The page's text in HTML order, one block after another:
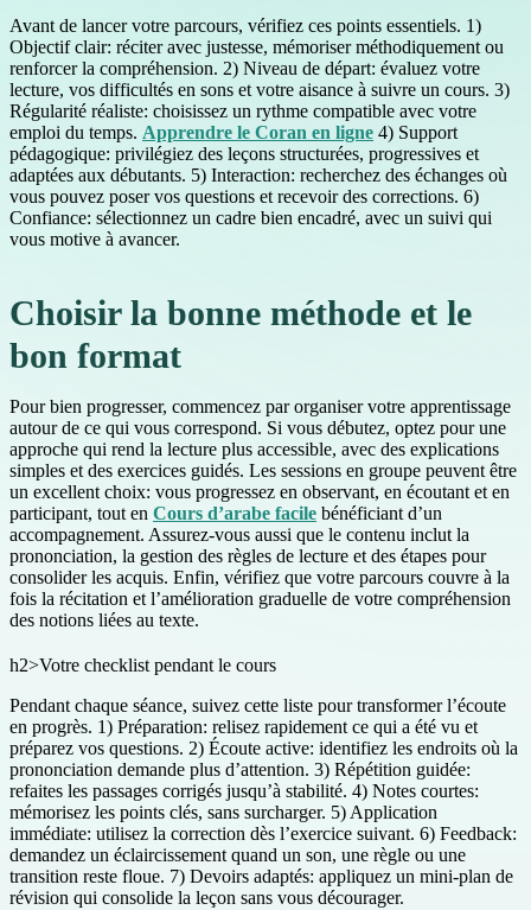
Avant de lancer votre parcours, vérifiez ces points essentiels. 1)
Objectif clair: réciter avec justesse, mémoriser méthodiquement ou
renforcer la compréhension. 2) Niveau de départ: évaluez votre
lecture, vos difficultés en sons et votre aisance à suivre un cours. 3)
Régularité réaliste: choisissez un rythme compatible avec votre
emploi du temps. Apprendre le Coran en ligne 4) Support
pédagogique: privilégiez des leçons structurées, progressives et
adaptées aux débutants. 5) Interaction: recherchez des échanges où
vous pouvez poser vos questions et recevoir des corrections. 6)
Confiance: sélectionnez un cadre bien encadré, avec un suivi qui
vous motive à avancer.
Choisir la bonne méthode et le
bon format
Pour bien progresser, commencez par organiser votre apprentissage
autour de ce qui vous correspond. Si vous débutez, optez pour une
approche qui rend la lecture plus accessible, avec des explications
simples et des exercices guidés. Les sessions en groupe peuvent être
un excellent choix: vous progressez en observant, en écoutant et en
participant, tout en Cours d’arabe facile bénéficiant d’un
accompagnement. Assurez-vous aussi que le contenu inclut la
prononciation, la gestion des règles de lecture et des étapes pour
consolider les acquis. Enfin, vérifiez que votre parcours couvre à la
fois la récitation et l’amélioration graduelle de votre compréhension
des notions liées au texte.
h2>Votre checklist pendant le cours
Pendant chaque séance, suivez cette liste pour transformer l’écoute
en progrès. 1) Préparation: relisez rapidement ce qui a été vu et
préparez vos questions. 2) Écoute active: identifiez les endroits où la
prononciation demande plus d’attention. 3) Répétition guidée:
refaites les passages corrigés jusqu’à stabilité. 4) Notes courtes:
mémorisez les points clés, sans surcharger. 5) Application
immédiate: utilisez la correction dès l’exercice suivant. 6) Feedback:
demandez un éclaircissement quand un son, une règle ou une
transition reste floue. 7) Devoirs adaptés: appliquez un mini-plan de
révision qui consolide la leçon sans vous décourager.